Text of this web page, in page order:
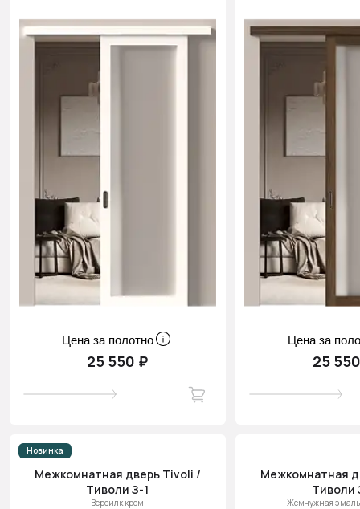
Cначала
скидки
Цена за полотно
25 550 ₽
Цена за
25
Новинка
Межкомнатная дверь Tivoli /
Тиволи З-1
Версилк крем
Межкомнатная
Тиволи
Жемчужная эмаль